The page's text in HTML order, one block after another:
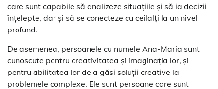
care sunt capabile să analizeze situațiile și să ia decizii
înțelepte, dar și să se conecteze cu ceilalți la un nivel
profund.
De asemenea, persoanele cu numele Ana-Maria sunt
cunoscute pentru creativitatea și imaginația lor, și
pentru abilitatea lor de a găsi soluții creative la
problemele complexe. Ele sunt persoane care sunt